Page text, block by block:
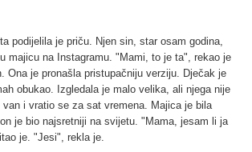
podijelila je priču. Njen sin, star osam godina,
majicu na Instagramu. "Mami, to je ta", rekao je
Ona je pronašla pristupačniju verziju. Dječak je
obukao. Izgledala je malo velika, ali njega nije
van i vratio se za sat vremena. Majica je bila
je bio najsretniji na svijetu. "Mama, jesam li ja
je. "Jesi", rekla je.